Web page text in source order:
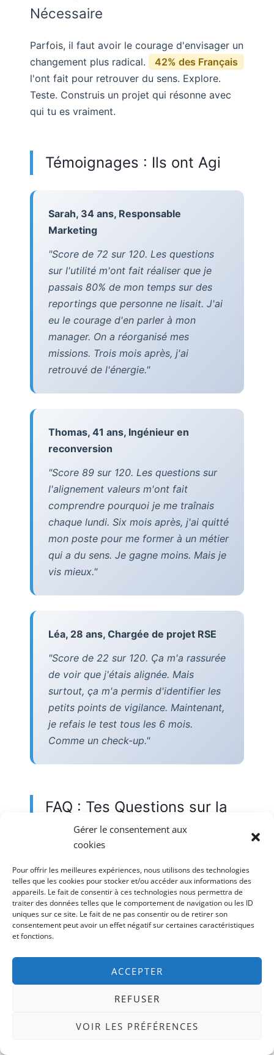
Gérer le consentement aux
cookies
Pour offrir les meilleures expériences, nous utilisons des technologies
telles que les cookies pour stocker et/ou accéder aux informations des
appareils. Le fait de consentir à ces technologies nous permettra de
traiter des données telles que le comportement de navigation ou les ID
uniques sur ce site. Le fait de ne pas consentir ou de retirer son
consentement peut avoir un effet négatif sur certaines caractéristiques
et fonctions.
ACCEPTER
REFUSER
VOIR LES PRÉFÉRENCES
Nécessaire
Parfois, il faut avoir le courage d'envisager un
changement plus radical.
42% des Français
l'ont fait pour retrouver du sens. Explore.
Teste. Construis un projet qui résonne avec
qui tu es vraiment.
Témoignages : Ils ont Agi
Sarah, 34 ans, Responsable
Marketing
"Score de 72 sur 120. Les questions
sur l'utilité m'ont fait réaliser que je
passais 80% de mon temps sur des
reportings que personne ne lisait. J'ai
eu le courage d'en parler à mon
manager. On a réorganisé mes
missions. Trois mois après, j'ai
retrouvé de l'énergie."
Thomas, 41 ans, Ingénieur en
reconversion
"Score 89 sur 120. Les questions sur
l'alignement valeurs m'ont fait
comprendre pourquoi je me traînais
chaque lundi. Six mois après, j'ai quitté
mon poste pour me former à un métier
qui a du sens. Je gagne moins. Mais je
vis mieux."
Léa, 28 ans, Chargée de projet RSE
"Score de 22 sur 120. Ça m'a rassurée
de voir que j'étais alignée. Mais
surtout, ça m'a permis d'identifier les
petits points de vigilance. Maintenant,
je refais le test tous les 6 mois.
Comme un check-up."
FAQ : Tes Questions sur la
Perte de Sens
C'est quoi la différence entre
burn-out et brown-out ?
Le burn-out = épuisement total par
out = perte de sens (tu peux encore,
mais tu ne veux plus). Dans le burn-
out, la cause est la surcharge. Dans le